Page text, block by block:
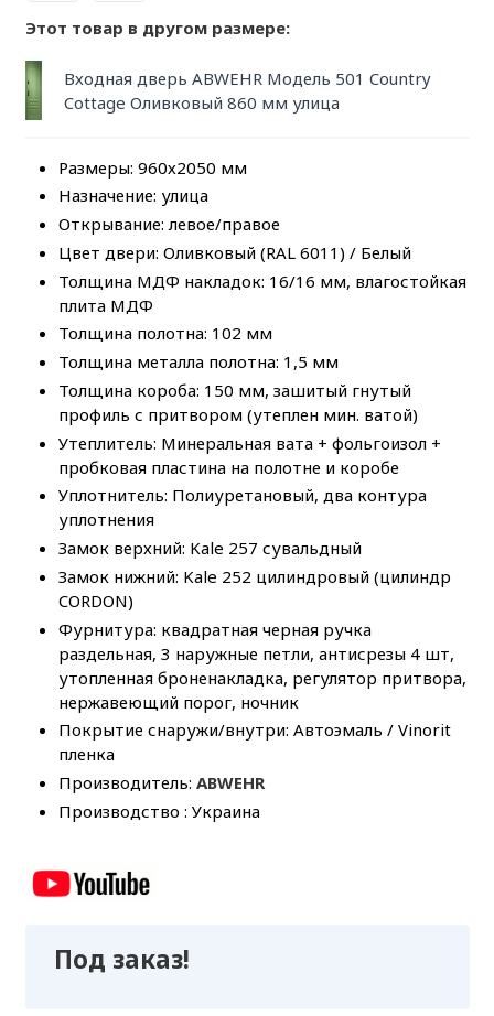
Этот товар в другом размере:
Входная дверь ABWEHR Модель 501 Country
Cottage Оливковый 860 мм улица
Размеры: 960х2050 мм
Назначение: улица
Открывание: левое/правое
Цвет двери: Оливковый (RAL 6011) / Белый
Толщина МДФ накладок: 16/16 мм, влагостойкая
плита МДФ
Толщина полотна: 102 мм
Толщина металла полотна: 1,5 мм
Толщина короба: 150 мм, зашитый гнутый
профиль с притвором (утеплен мин. ватой)
Утеплитель: Минеральная вата + фольгоизол +
пробковая пластина на полотне и коробе
Уплотнитель: Полиуретановый, два контура
уплотнения
Замок верхний: Kale 257 сувальдный
Замок нижний: Kale 252 цилиндровый (цилиндр
CORDON)
Фурнитура: квадратная черная ручка
раздельная, 3 наружные петли, антисрезы 4 шт,
утопленная броненакладка, регулятор притвора,
нержавеющий порог, ночник
Покрытие снаружи/внутри: Автоэмаль / Vinorit
пленка
Производитель: ABWEHR
Производство : Украина
Под заказ!